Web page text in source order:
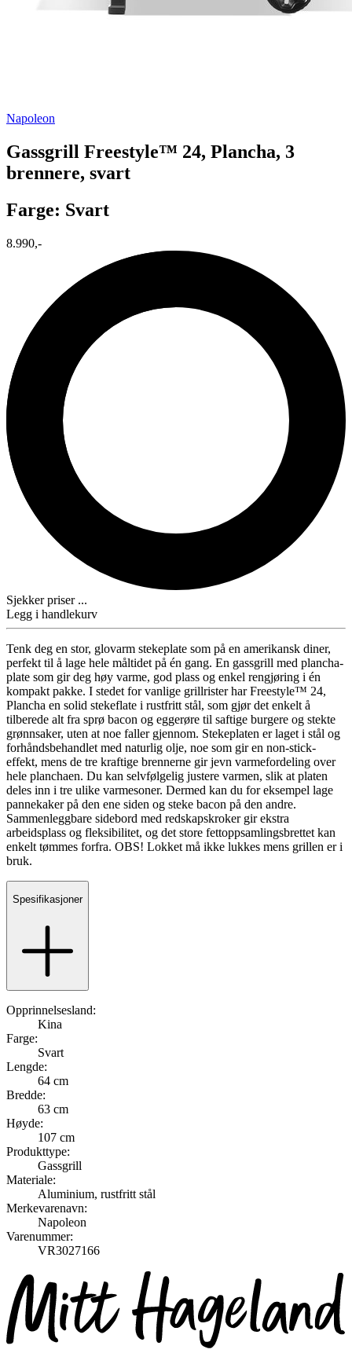
Napoleon
Gassgrill Freestyle™ 24, Plancha, 3
brennere, svart
Farge: Svart
8.990,-
Sjekker priser ...
Legg i handlekurv
Tenk deg en stor, glovarm stekeplate som på en amerikansk diner,
perfekt til å lage hele måltidet på én gang. En gassgrill med plancha-
plate som gir deg høy varme, god plass og enkel rengjøring i én
kompakt pakke. I stedet for vanlige grillrister har Freestyle™ 24,
Plancha en solid stekeflate i rustfritt stål, som gjør det enkelt å
tilberede alt fra sprø bacon og eggerøre til saftige burgere og stekte
grønnsaker, uten at noe faller gjennom. Stekeplaten er laget i stål og
forhåndsbehandlet med naturlig olje, noe som gir en non-stick-
effekt, mens de tre kraftige brennerne gir jevn varmefordeling over
hele planchaen. Du kan selvfølgelig justere varmen, slik at platen
deles inn i tre ulike varme­soner. Dermed kan du for eksempel lage
pannekaker på den ene siden og steke bacon på den andre.
Sammenleggbare sidebord med redskapskroker gir ekstra
arbeidsplass og fleksibilitet, og det store fettoppsamlingsbrettet kan
enkelt tømmes forfra. OBS! Lokket må ikke lukkes mens grillen er i
bruk.
Spesifikasjoner
Opprinnelsesland:
Kina
Farge:
Svart
Lengde:
64 cm
Bredde:
63 cm
Høyde:
107 cm
Produkttype:
Gassgrill
Materiale:
Aluminium, rustfritt stål
Merkevarenavn:
Napoleon
Varenummer:
VR3027166